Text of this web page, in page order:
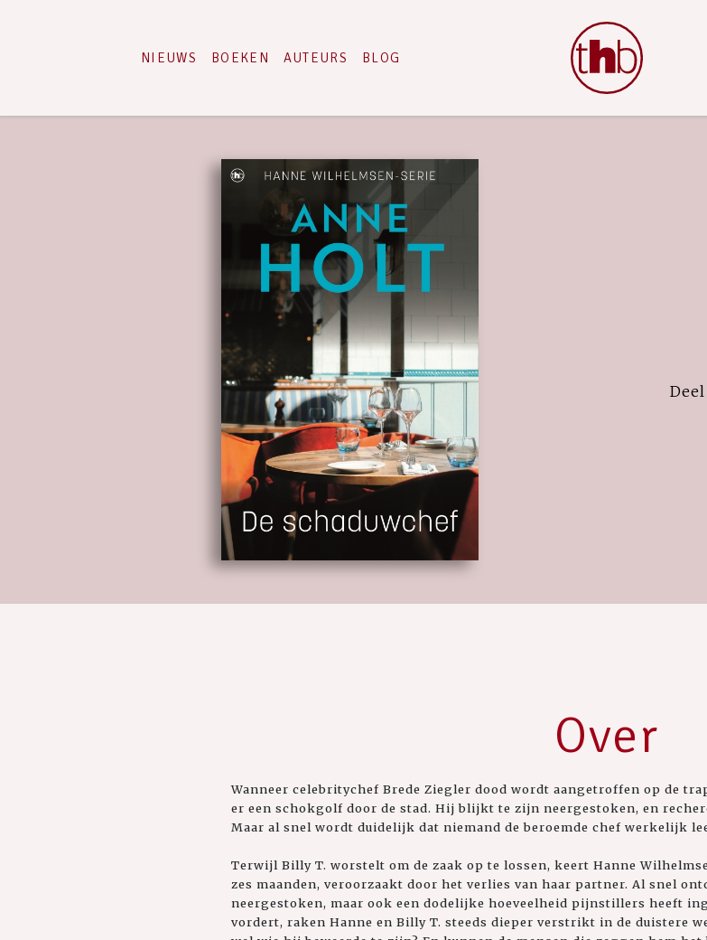
NIEUWS BOEKEN AUTEURS BLOG
Over
Wanneer celebritychef Brede Ziegler dood wordt aangetroffen op de
er een schokgolf door de stad. Hij blijkt te zijn neergestoken, en
Maar al snel wordt duidelijk dat niemand de beroemde chef werkelijk
Terwijl Billy T. worstelt om de zaak op te lossen, keert Hanne
zes maanden, veroorzaakt door het verlies van haar partner. Al snel
neergestoken, maar ook een dodelijke hoeveelheid pijnstillers heeft
vordert, raken Hanne en Billy T. steeds dieper verstrikt in de duistere